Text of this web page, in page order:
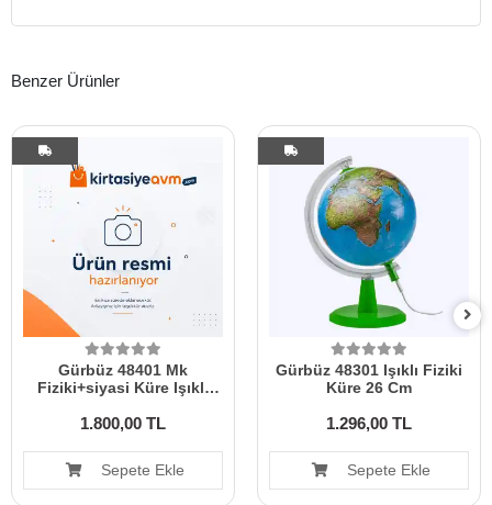
Benzer Ürünler
Gürbüz 48401 Mk
Fiziki+siyasi Küre Işıklı
1.800,00 TL
Sepete Ekle
Gürbüz 48301 Işıklı Fiziki
Küre 26 Cm
1.296,00 TL
Sepete Ekle